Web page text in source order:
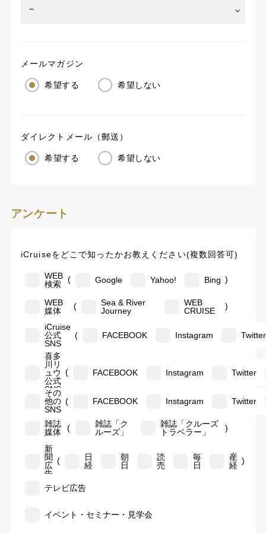
メールマガジン
希望する 希望しない
ダイレクトメール（郵送）
希望する 希望しない
アンケート
iCruiseをどこで知ったかお教えください(複数回答可)
WEB
検索
( Google Yahoo! Bing )
WEB
媒体
(
Sea & River
Journey
WEB
CRUISE
)
iCruise
公式
SNS
( FACEBOOK Instagram Twitter
喜多
川リ
ュウ
公式
SNS
( FACEBOOK Instagram Twitter
その
他の
SNS
( FACEBOOK Instagram Twitter
雑誌
媒体
(
雑誌「ク
ルーズ」
雑誌「クルーズ
トラベラー」
)
新
聞
広
告
(
日
経
朝
日
読
売
毎
日
産
経 )
テレビ広告
イベント・セミナー・見学会